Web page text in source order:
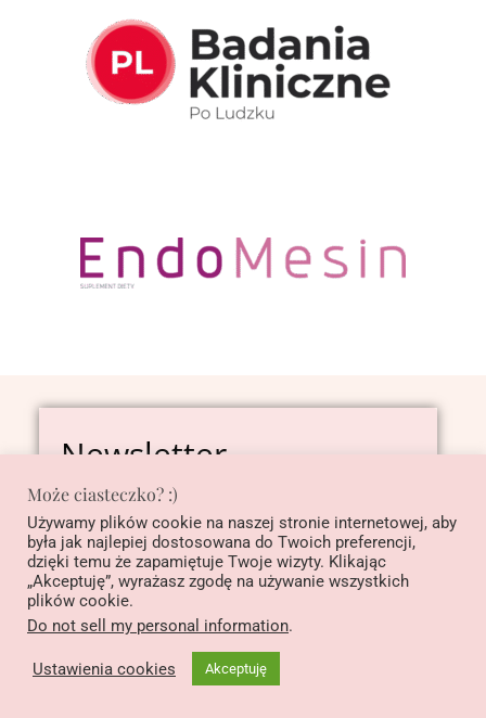
Newsletter
Zapisz się, aby otrzymywać ode mnie wyjątkowe
wiadomości :)
W każdej chwili możesz anulować subskrypcję.
Może ciasteczko? :)
Używamy plików cookie na naszej stronie internetowej, aby
była jak najlepiej dostosowana do Twoich preferencji,
dzięki temu że zapamiętuje Twoje wizyty. Klikając
„Akceptuję”, wyrażasz zgodę na używanie wszystkich
plików cookie.
Do not sell my personal information.
Ustawienia cookies Akceptuję